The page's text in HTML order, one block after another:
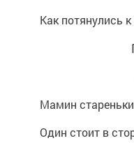
Как потянулись
Мамин
Один стоит в